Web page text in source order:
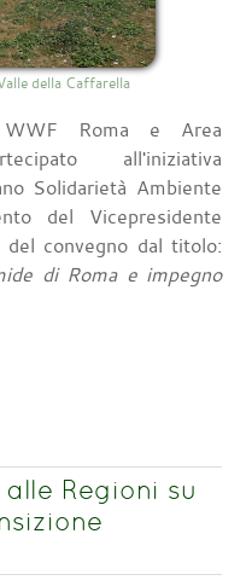
della Caffarella
Roma e Area
all'iniziativa
Solidarietà Ambiente
del Vicepresidente
del convegno dal titolo:
di Roma e impegno
Regioni su